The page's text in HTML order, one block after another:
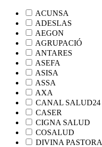
ACUNSA
ADESLAS
AEGON
AGRUPACIÓ
ANTARES
ASEFA
ASISA
ASSA
AXA
CANAL SALUD24
CASER
CIGNA SALUD
COSALUD
DIVINA PASTORA